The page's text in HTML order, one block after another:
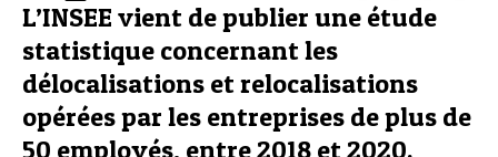
L’INSEE vient de publier une étude
statistique concernant les
délocalisations et relocalisations
opérées par les entreprises de plus de
50 employés, entre 2018 et 2020.